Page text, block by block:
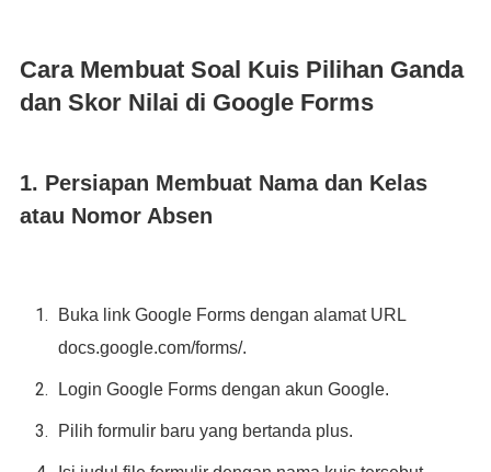
Cara Membuat Soal Kuis Pilihan Ganda
dan Skor Nilai di Google Forms
1. Persiapan Membuat Nama dan Kelas
atau Nomor Absen
Buka link Google Forms dengan alamat URL
docs.google.com/forms/.
Login Google Forms dengan akun Google.
Pilih formulir baru yang bertanda plus.